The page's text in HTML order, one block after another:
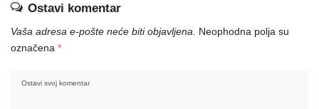
Ostavi komentar
Vaša adresa e-pošte neće biti objavljena.
Neophodna polja su
označena *